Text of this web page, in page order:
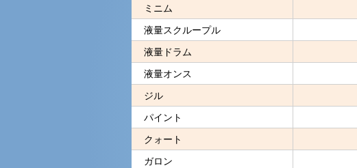
ミニム
液量スクループル
液量ドラム
液量オンス
ジル
パイント
クォート
ガロン